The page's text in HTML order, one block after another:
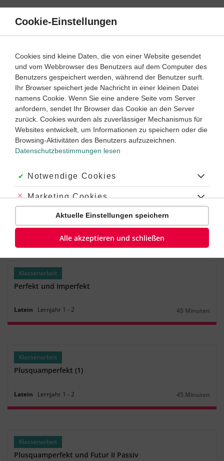
Direkt
Inhalt
Klassenarbeiten und Abiturprüfungen
Klassenarbeit
Konjunktive der Vergangenheit (1)
Latein Lernjahr2‐3
Klassenarbeit
Latein Lernjahr3‐4
Dauer:
45 Minuten
Klassenarbeit
Perfekt und Imperfekt
Latein Lernjahr 1 ‐2
Dauer:
45 Minuten
Klassenarbeit
Plusquamperfekt (1)
Latein Lernjahr 1 ‐2
Dauer:
45 Minuten
Klassenarbeit
Plusquamperfekt und Futur II Passiv
Cookie-Einstellungen
Cookies sind kleine Daten, die von einer Website gesendet
und vom Webbrowser des Benutzers auf dem Computer des
Benutzers gespeichert werden, während der Benutzer surft.
Ihr Browser speichert jede Nachricht in einer kleinen Datei
namens Cookie. Wenn Sie eine andere Seite vom Server
anfordern, sendet Ihr Browser das Cookie an den Server
zurück. Cookies wurden als zuverlässiger Mechanismus für
Websites entwickelt, um Informationen zu speichern oder die
Browsing-Aktivitäten des Benutzers aufzuzeichnen.
Datenschutzbestimmungen lesen
Akzeptiert:
Notwendige Cookies
Abgelehnt:
Marketing Cookies
Abgelehnt:
Personalisierungs-Cookies
Aktuelle Einstellungen speichern
Alle akzeptieren und schließen